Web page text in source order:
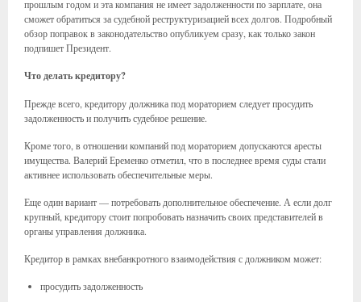
прошлым годом и эта компания не имеет задолженности по зарплате, она
сможет обратиться за судебной реструктуризацией всех долгов. Подробный
обзор поправок в законодательство опубликуем сразу, как только закон
подпишет Президент.
Что делать кредитору?
Прежде всего, кредитору должника под мораторием следует просудить
задолженность и получить судебное решение.
Кроме того, в отношении компаний под мораторием допускаются аресты
имущества. Валерий Еременко отметил, что в последнее время суды стали
активнее использовать обеспечительные меры.
Еще один вариант — потребовать дополнительное обеспечение. А если долг
крупный, кредитору стоит попробовать назначить своих представителей в
органы управления должника.
Кредитор в рамках внебанкротного взаимодействия с должником может:
просудить задолженность